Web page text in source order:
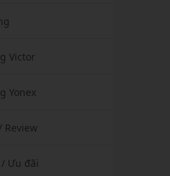
Victor
Yonex
Review
Ưu đãi